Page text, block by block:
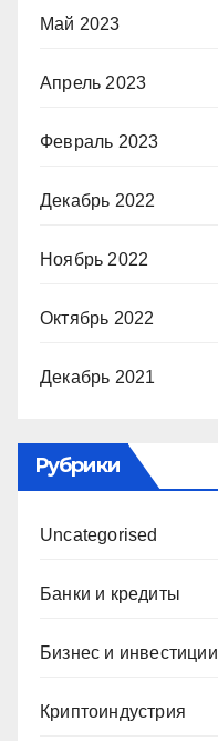
Май 2023
Апрель 2023
Февраль 2023
Декабрь 2022
Ноябрь 2022
Октябрь 2022
Декабрь 2021
Рубрики
Uncategorised
Банки и кредиты
Бизнес и инвестиции
Криптоиндустрия